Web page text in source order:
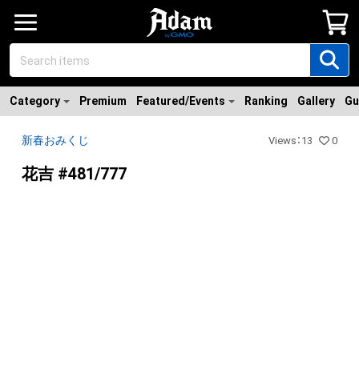
Category Premium Featured/Events Ranking Gallery
新春おみくじ Views ： 13 0
花吉 #481/777